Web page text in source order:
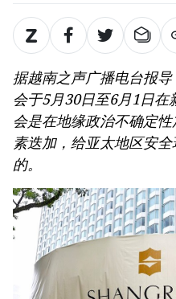
据越南之声广播电台报
会于5月30日至6月1日
会是在地缘政治不确定
素迭加，给亚太地区安
的。